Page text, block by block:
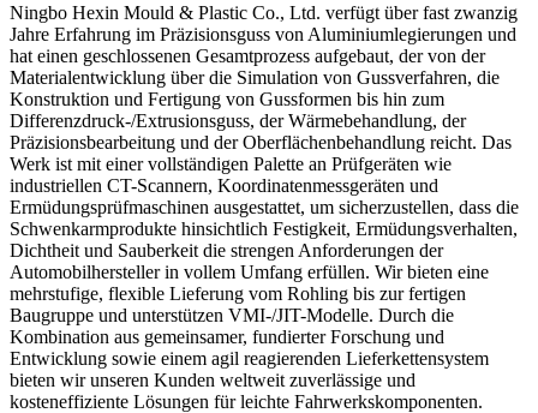
Ningbo Hexin Mould & Plastic Co., Ltd. verfügt über fast zwanzig
Jahre Erfahrung im Präzisionsguss von Aluminiumlegierungen und
hat einen geschlossenen Gesamtprozess aufgebaut, der von der
Materialentwicklung über die Simulation von Gussverfahren, die
Konstruktion und Fertigung von Gussformen bis hin zum
Differenzdruck-/Extrusionsguss, der Wärmebehandlung, der
Präzisionsbearbeitung und der Oberflächenbehandlung reicht. Das
Werk ist mit einer vollständigen Palette an Prüfgeräten wie
industriellen CT-Scannern, Koordinatenmessgeräten und
Ermüdungsprüfmaschinen ausgestattet, um sicherzustellen, dass die
Schwenkarmprodukte hinsichtlich Festigkeit, Ermüdungsverhalten,
Dichtheit und Sauberkeit die strengen Anforderungen der
Automobilhersteller in vollem Umfang erfüllen. Wir bieten eine
mehrstufige, flexible Lieferung vom Rohling bis zur fertigen
Baugruppe und unterstützen VMI-/JIT-Modelle. Durch die
Kombination aus gemeinsamer, fundierter Forschung und
Entwicklung sowie einem agil reagierenden Lieferkettensystem
bieten wir unseren Kunden weltweit zuverlässige und
kosteneffiziente Lösungen für leichte Fahrwerkskomponenten.